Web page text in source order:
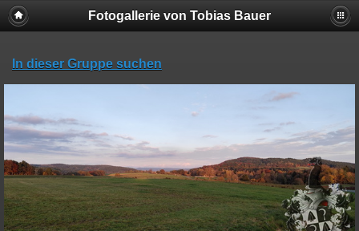
Fotogallerie von Tobias Bauer
In dieser Gruppe suchen